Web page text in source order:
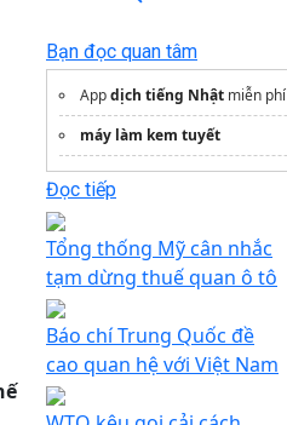
Bạn đọc quan tâm
Appdịch tiếng Nhật miễn phí
máy làm kem tuyết
Đọc tiếp
Tổng thống Mỹ cân nhắc
tạm dừng thuế quan ô tô
Báo chí Trung Quốc đề
cao quan hệ với Việt Nam